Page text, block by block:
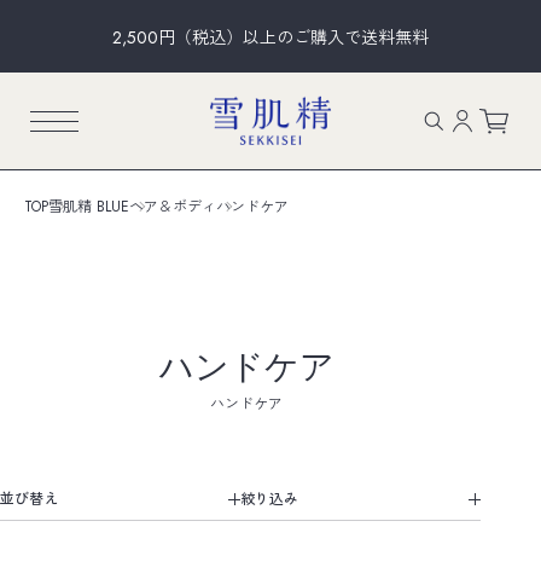
2,500円（税込）以上のご購入で送料無料
TOP雪肌精 BLUEヘア＆ボディ ハンドケア
ハンドケア
ハンドケア
並び替え